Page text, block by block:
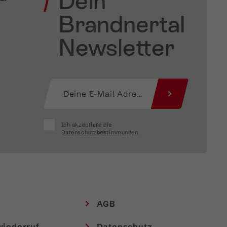
Brandnertal
Newsletter
Ich akzeptiere die
Datenschutzbestimmungen
AGB